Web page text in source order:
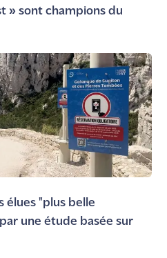
» sont champions du
élues "plus belle
une étude basée sur